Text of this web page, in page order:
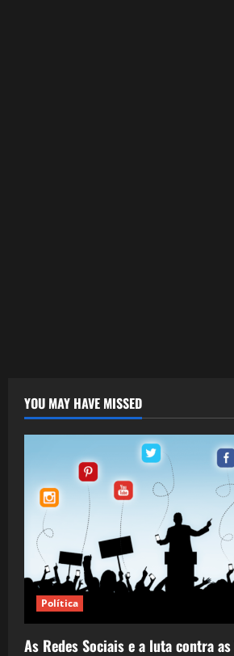
YOU MAY HAVE MISSED
Política
As Redes Sociais e a luta contra as